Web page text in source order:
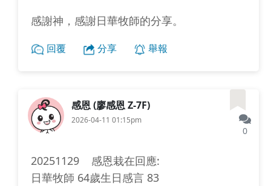
感謝神，感謝日華牧師的分享。
回覆 分享 舉報
感恩 (廖感恩 Z-7F)
2026-04-11 01:15pm
0
20251129 感恩栽在回應:
日華牧師 64歲生日感言 83